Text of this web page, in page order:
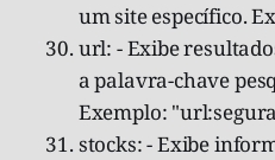
um site específico.
url: - Exibe
a palavra-chave
Exemplo:
stocks: - Exibe